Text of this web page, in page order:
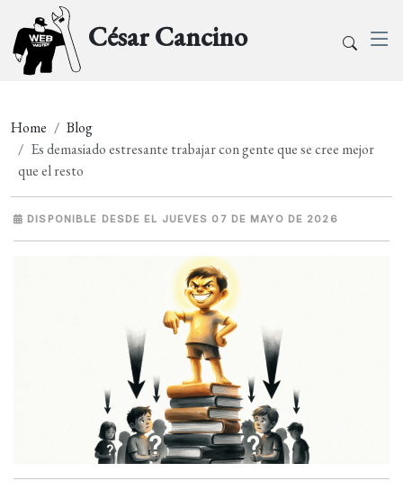
César Cancino
Home
Blog
Es demasiado estresante trabajar con gente que se cree mejor
que el resto
DISPONIBLE DESDE EL JUEVES 07 DE MAYO DE 2026